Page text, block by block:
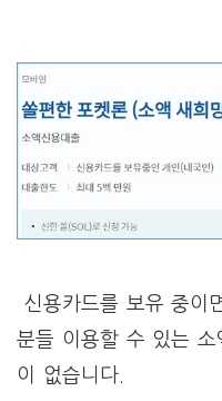
신용카드를 보유 중이
분들 이용할 수 있는 소
이 없습니다.